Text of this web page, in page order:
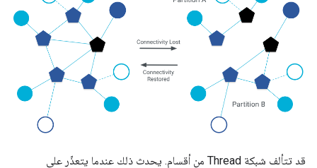
قد تتألف شبكة Thread من أقسام. يحدث ذلك عندما يتعذّر على